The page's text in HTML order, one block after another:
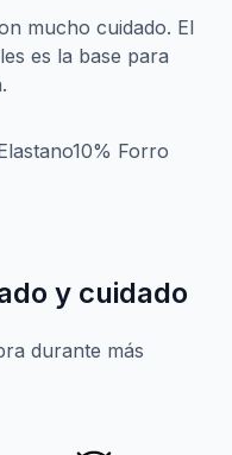
mucho cuidado. El
es la base para
Forro
y cuidado
durante más